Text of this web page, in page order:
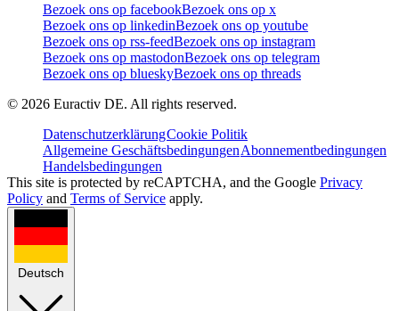
Bezoek ons op facebookBezoek ons op x
Bezoek ons op linkedinBezoek ons op youtube
Bezoek ons op rss-feedBezoek ons op instagram
Bezoek ons op mastodonBezoek ons op telegram
Bezoek ons op blueskyBezoek ons op threads
© 2026 Euractiv DE. All rights reserved.
DatenschutzerklärungCookie Politik
Allgemeine GeschäftsbedingungenAbonnementbedingungen
Handelsbedingungen
This site is protected by reCAPTCHA, and the Google Privacy
Policy and Terms of Service apply.
Deutsch